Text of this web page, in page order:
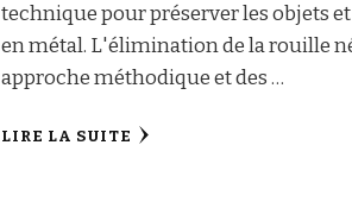
technique pour préserver les objets
en métal. L'élimination de la rouille
approche méthodique et des …
LIRE LA SUITE